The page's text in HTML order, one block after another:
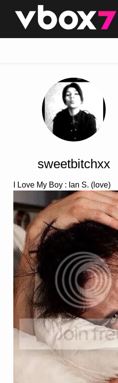
👾
sweetbitchxx
I Love My Boy : Ian S. (love)